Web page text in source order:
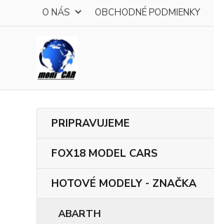
O NÁS OBCHODNÉ PODMIENKY
PRIPRAVUJEME
FOX18 MODEL CARS
HOTOVÉ MODELY - ZNAČKA
ABARTH